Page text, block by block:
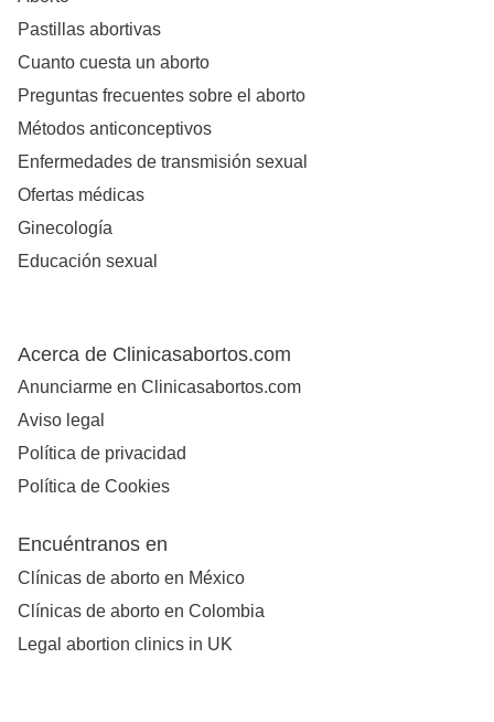
Pastillas abortivas
Cuanto cuesta un aborto
Preguntas frecuentes sobre el aborto
Métodos anticonceptivos
Enfermedades de transmisión sexual
Ofertas médicas
Ginecología
Educación sexual
Acerca de Clinicasabortos.com
Anunciarme en Clinicasabortos.com
Aviso legal
Política de privacidad
Política de Cookies
Encuéntranos en
Clínicas de aborto en México
Clínicas de aborto en Colombia
Legal abortion clinics in UK